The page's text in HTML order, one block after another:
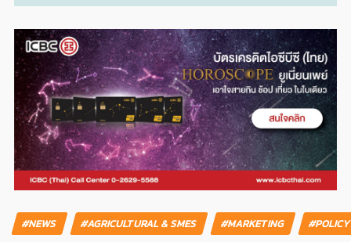
#NEWS #AGRICULTURAL & SMES #MARKETING